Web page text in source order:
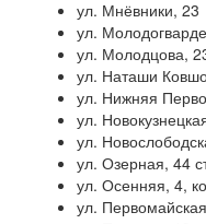
ул. Мнёвники, 23
ул.
ул. Молодцова,
ул. Наташи
ул. Нижняя
ул.
ул.
ул. Озерная, 44
ул. Осенняя, 4,
ул.